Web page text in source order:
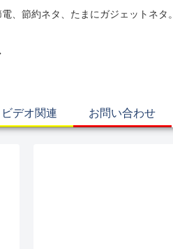
、節約ネタ、たまにガジェットネタ。
デオ関連 お問い合わせ